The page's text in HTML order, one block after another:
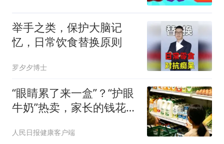
举手之类，保护大脑记
忆，日常饮食替换原则
罗夕夕博士
“眼睛累了来一盒”？“护眼
牛奶”热卖，家长的钱花对
人民日报健康客户端